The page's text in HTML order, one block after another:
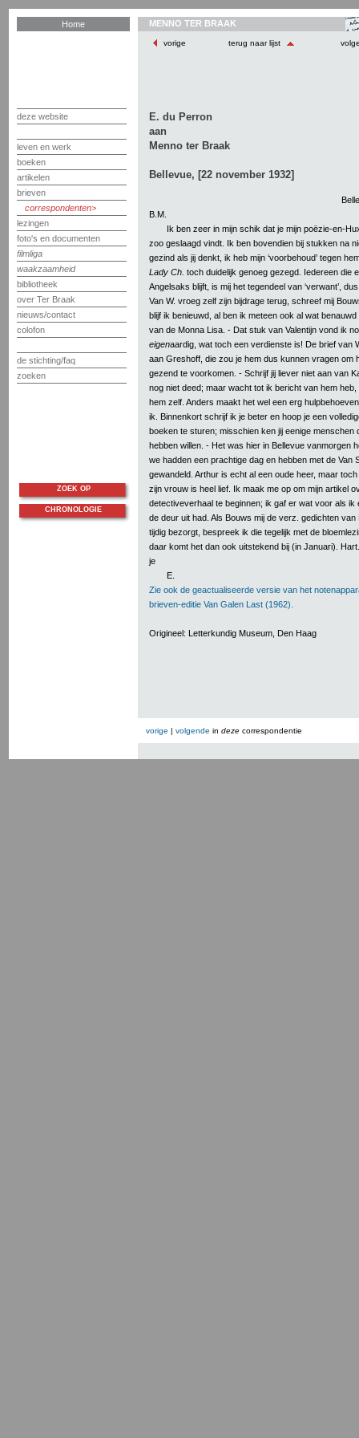
Home
deze website
leven en werk
boeken
artikelen
brieven
correspondenten
lezingen
foto's en documenten
filmliga
waakzaamheid
bibliotheek
over Ter Braak
nieuws/contact
colofon
de stichting/faq
zoeken
MENNO TER BRAAK
vorige terug naar lijst
E. du Perron
aan
Menno ter Braak
Bellevue, [22 november 1932]
B.M.
Ik ben zeer in mijn schik dat je mijn poëzie-en-
zoo geslaagd vindt. Ik ben bovendien bij stukken na
gezind als jij denkt, ik heb mijn ‘voorbehoud’ tegen
Lady Ch. toch duidelijk genoeg gezegd. Iedereen die
Angelsaks blijft, is mij het tegendeel van ‘verwant’,
Van W. vroeg zelf zijn bijdrage terug, schreef mij
blijf ik benieuwd, al ben ik meteen ook al wat
van de Monna Lisa. - Dat stuk van Valentijn vond ik
eigenaardig, wat toch een verdienste is! De brief van
aan Greshoff, die zou je hem dus kunnen vragen om
gezend te voorkomen. - Schrijf jij liever niet aan van
nog niet deed; maar wacht tot ik bericht van hem
hem zelf. Anders maakt het wel een erg
ik. Binnenkort schrijf ik je beter en hoop je een
boeken te sturen; misschien ken jij eenige menschen
hebben willen. - Het was hier in Bellevue vanmorgen
we hadden een prachtige dag en hebben met de Van
gewandeld. Arthur is echt al een oude heer, maar
zijn vrouw is heel lief. Ik maak me op om mijn artikel
detectiveverhaal te beginnen; ik gaf er wat voor als ik
de deur uit had. Als Bouws mij de verz. gedichten van
tijdig bezorgt, bespreek ik die tegelijk met de
daar komt het dan ook uitstekend bij (in Januari).
je
E.
Zie ook de geactualiseerde versie van het
brieven-editie Van Galen Last (1962).
Origineel: Letterkundig Museum, Den Haag
vorige | volgende in deze correspondentie
ZOEK OP
CHRONOLOGIE